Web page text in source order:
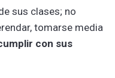
sus clases; no
tomarse media
con sus